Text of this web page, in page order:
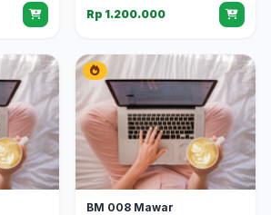
Rp 1.200.000
BM 008 Mawar